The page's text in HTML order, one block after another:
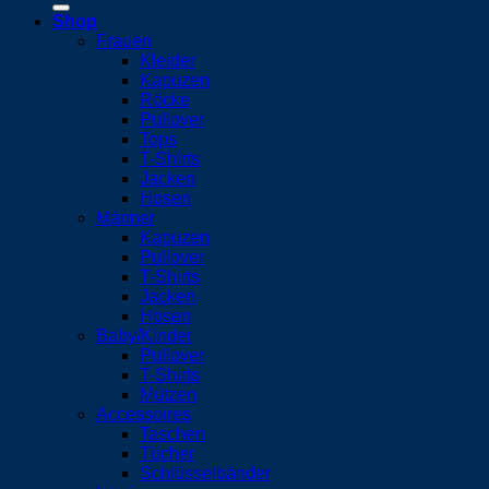
Shop
Frauen
Kleider
Kapuzen
Röcke
Pullover
Tops
T-Shirts
Jacken
Hosen
Männer
Kapuzen
Pullover
T-Shirts
Jacken
Hosen
Baby/Kinder
Pullover
T-Shirts
Mützen
Accessoires
Taschen
Tücher
Schlüsselbänder